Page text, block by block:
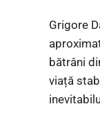
Grigore
bătrâni
viață